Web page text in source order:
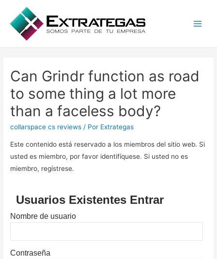
Can Grindr function as road
to some thing a lot more
than a faceless body?
collarspace cs reviews / Por Extrategas
Este contenido está reservado a los miembros del sitio web. Si
usted es miembro, por favor identifíquese. Si usted no es
miembro, regístrese.
Usuarios Existentes Entrar
Nombre de usuario
Contraseña